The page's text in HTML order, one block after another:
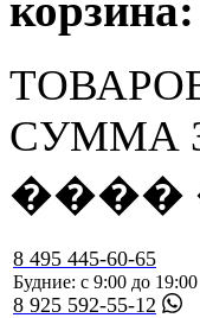
корзина:
СУММА
����
8 495 445-60-65
Будние: с 9:00 до 19:00
8 925 592-55-12